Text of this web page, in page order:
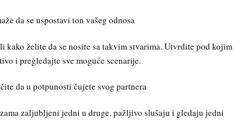
da se uspostavi ton vašeg odnosa
kako želite da se nosite sa takvim stvarima. Utvrdite pod kojim
i pregledajte sve moguće scenarije.
da u potpunosti čujete svog partnera
zaljubljeni jedni u druge, pažljivo slušaju i gledaju jedni